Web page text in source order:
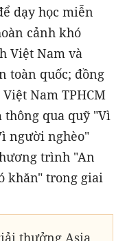
dạy học miễn
cảnh khó
Việt Nam và
toàn quốc; đồng
Nam TPHCM
qua quỹ "Vì
người nghèo"
trình "An
khăn" trong giai
thưởng Asia